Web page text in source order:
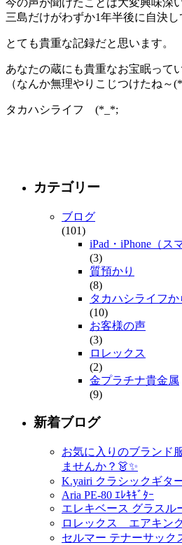
今の声が聞けたことは大変興味深
三島だけがわずか1年半後に自決し
とても貴重な記録だと思います。
あなたの蔵にも貴重なお宝眠って
（なんか無理やりこじつけたね～
タカハシライフ (*_*;
カテゴリー
ブログ
(101)
iPad・iPhone（ス
(3)
質預かり
(8)
タカハシライフ
(10)
お客様の声
(3)
ロレックス
(2)
金プラチナ貴金属
(9)
新着ブログ
お気に入りのブランド
ませんか？👗✨
K.yairi クラシックギタ
Aria PE-80 ｴﾚｷｷﾞﾀｰ
エレキベース グラスル
ロレックス エアキン
セルマー テナーサック